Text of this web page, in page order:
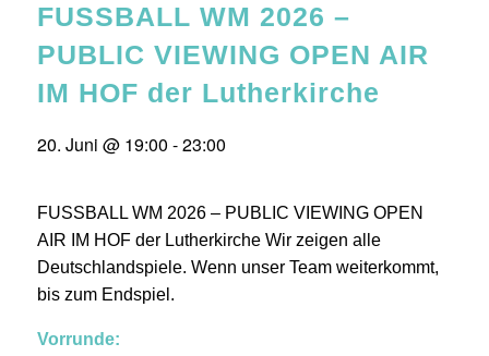
FUSSBALL WM 2026 –
PUBLIC VIEWING OPEN AIR
IM HOF der Lutherkirche
20. Juni @ 19:00 -23:00
FUSSBALL WM 2026 – PUBLIC VIEWING OPEN
AIR IM HOF der Lutherkirche Wir zeigen alle
Deutschlandspiele. Wenn unser Team weiterkommt,
bis zum Endspiel.
Vorrunde: